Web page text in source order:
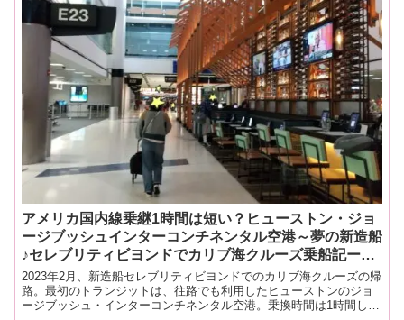
アメリカ国内線乗継1時間は短い？ヒューストン・ジョ
ージブッシュインターコンチネンタル空港～夢の新造船
♪セレブリティビヨンドでカリブ海クルーズ乗船記ー
2023.2月・本編10-2
2023年2月、新造船セレブリティビヨンドでのカリブ海クルーズの帰
路。最初のトランジットは、往路でも利用したヒューストンのジョ
ージブッシュ・インターコンチネンタル空港。乗換時間は1時間しか